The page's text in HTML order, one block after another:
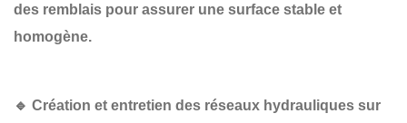
des remblais pour assurer une surface stable et
homogène.
🔹 Création et entretien des réseaux hydrauliques sur